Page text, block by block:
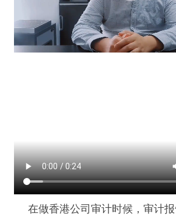
在做香港公司审计时候，审计报